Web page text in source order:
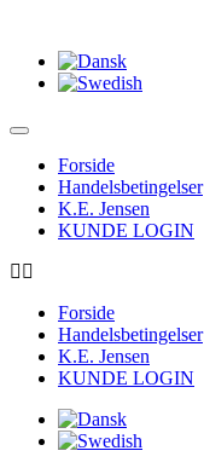
Forside
Handelsbetingelser
K.E. Jensen
KUNDE LOGIN
Forside
Handelsbetingelser
K.E. Jensen
KUNDE LOGIN